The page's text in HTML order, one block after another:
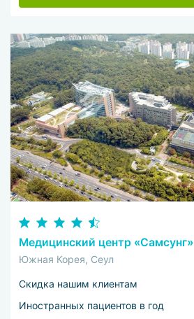
Медицинский центр «Самсунг»
Южная Корея, Сеул
Скидка нашим клиентам
Иностранных пациентов в год